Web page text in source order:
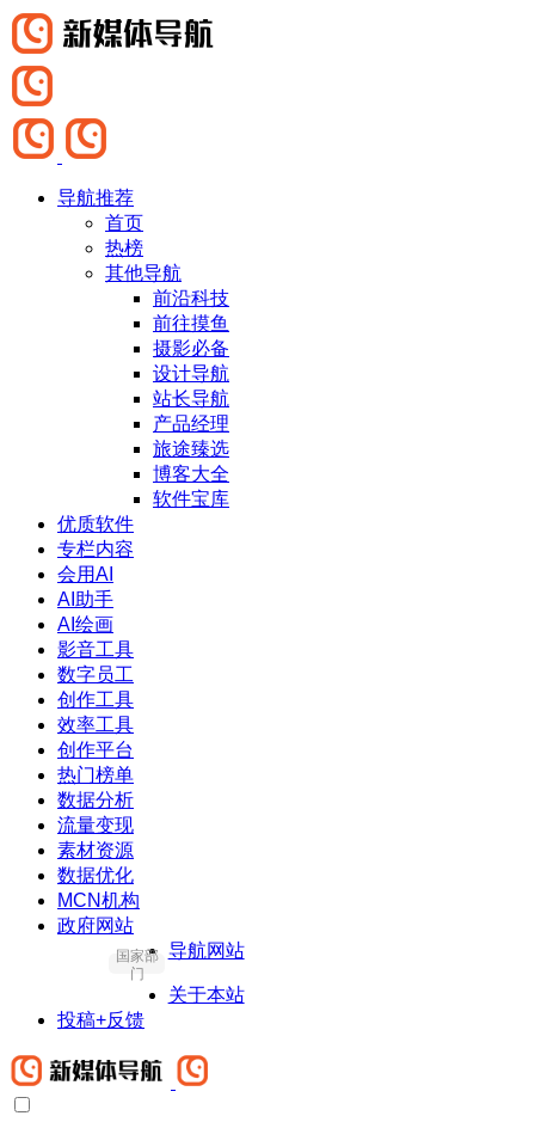
导航推荐
首页
热榜
其他导航
前沿科技
前往摸鱼
摄影必备
设计导航
站长导航
产品经理
旅途臻选
博客大全
软件宝库
优质软件
专栏内容
会用AI
AI助手
AI绘画
影音工具
数字员工
创作工具
效率工具
创作平台
热门榜单
数据分析
流量变现
素材资源
数据优化
MCN机构
政府网站
国家部
门
导航网站
关于本站
投稿+反馈